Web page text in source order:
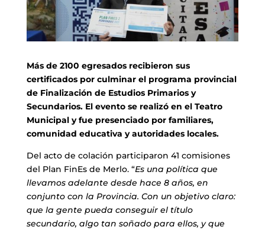
Más de 2100 egresados recibieron sus
certificados por culminar el programa provincial
de Finalización de Estudios Primarios y
Secundarios. El evento se realizó en el Teatro
Municipal y fue presenciado por familiares,
comunidad educativa y autoridades locales.
Del acto de colación participaron 41 comisiones
del Plan FinEs de Merlo. “Es una política que
llevamos adelante desde hace 8 años, en
conjunto con la Provincia. Con un objetivo claro:
que la gente pueda conseguir el título
secundario, algo tan soñado para ellos, y que